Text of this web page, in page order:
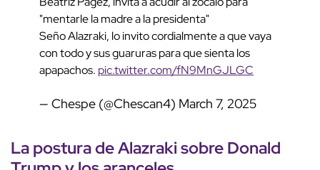
"mentarle la madre a la presidenta"
Seño Alazraki, lo invito cordialmente a que vaya
con todo y sus guaruras para que sienta los
apapachos. pic.twitter.com/fN9MnGJLGC
— Chespe (@Chescan4) March 7, 2025
La postura de Alazraki sobre Donald